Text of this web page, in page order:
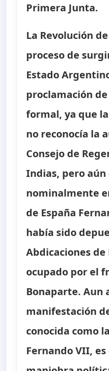
Primera Junta.
La Revolución
proceso de
Estado
proclamación
formal, ya que
no reconocía la
Consejo de
Indias, pero
nominalmente
de España
había sido
Abdicaciones
ocupado por el
Bonaparte. Aun
manifestación
conocida como
Fernando VII,